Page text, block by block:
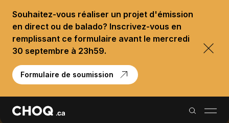
Souhaitez-vous réaliser un projet d'émission
en direct ou de balado? Inscrivez-vous en
remplissant ce formulaire avant le mercredi
30 septembre à 23h59.
Formulaire de soumission